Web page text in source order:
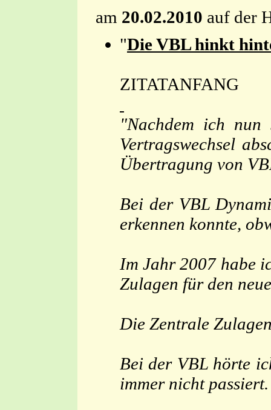
am 20.02.2010 auf der
"Die VBL hinkt
ZITATANFANG
"Nachdem ich nun
Vertragswechsel
Übertragung von
Bei der VBL
erkennen konnte,
Im Jahr 2007 habe
Zulagen für den
Die Zentrale
Bei der VBL hörte
immer nicht passiert.